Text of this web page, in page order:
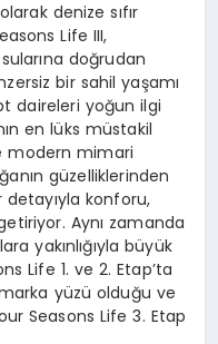
denize sıfır
Life III,
doğrudan
bir sahil yaşamı
daireleri yoğun ilgi
en lüks müstakil
modern mimari
güzelliklerinden
konforu,
Aynı zamanda
yakınlığıyla büyük
Life 1. ve 2. Etap’ta
marka yüzü olduğu ve
Seasons Life 3. Etap